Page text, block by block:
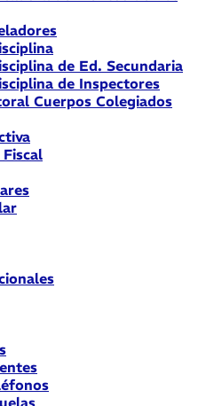
de Ed. Secundaria
de Inspectores
Cuerpos Colegiados